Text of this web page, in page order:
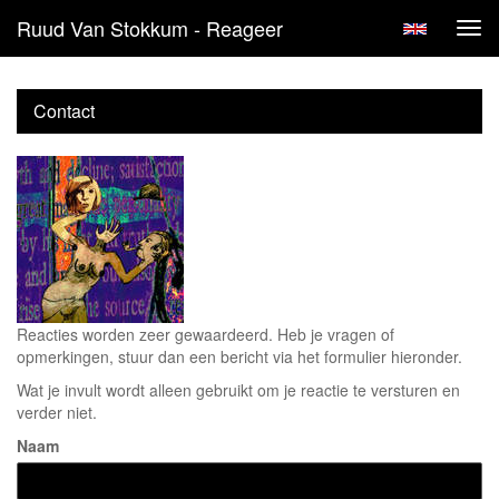
Ruud Van Stokkum - Reageer
Contact
Reacties worden zeer gewaardeerd. Heb je vragen of
opmerkingen, stuur dan een bericht via het formulier hieronder.
Wat je invult wordt alleen gebruikt om je reactie te versturen en
verder niet.
Naam